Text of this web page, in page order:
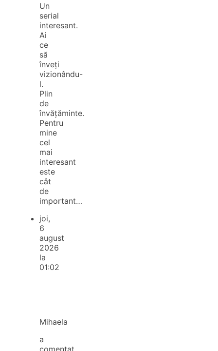
Un
serial
interesant.
Ai
ce
să
înveți
vizionându-
l.
Plin
de
învățăminte.
Pentru
mine
cel
mai
interesant
este
cât
de
important…
joi,
6
august
2026
la
01:02
Mihaela
a
comentat